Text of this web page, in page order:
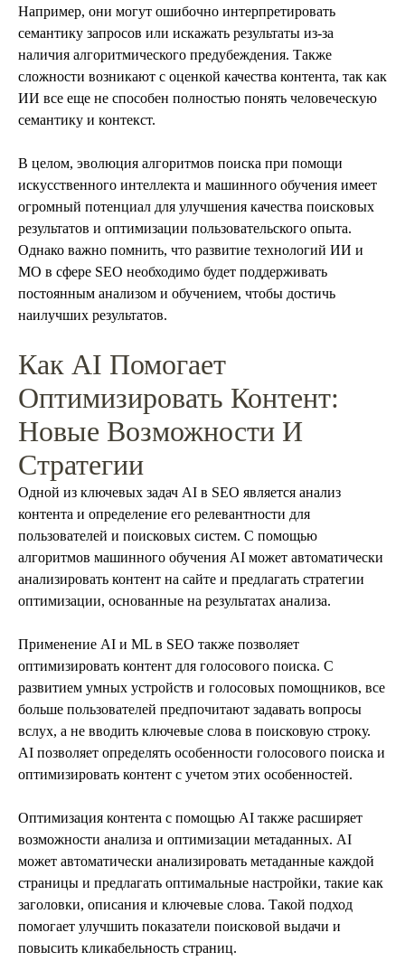
Например, они могут ошибочно интерпретировать
семантику запросов или искажать результаты из-за
наличия алгоритмического предубеждения. Также
сложности возникают с оценкой качества контента, так как
ИИ все еще не способен полностью понять человеческую
семантику и контекст.
В целом, эволюция алгоритмов поиска при помощи
искусственного интеллекта и машинного обучения имеет
огромный потенциал для улучшения качества поисковых
результатов и оптимизации пользовательского опыта.
Однако важно помнить, что развитие технологий ИИ и
МО в сфере SEO необходимо будет поддерживать
постоянным анализом и обучением, чтобы достичь
наилучших результатов.
Как AI Помогает
Оптимизировать Контент:
Новые Возможности И
Стратегии
Одной из ключевых задач AI в SEO является анализ
контента и определение его релевантности для
пользователей и поисковых систем. С помощью
алгоритмов машинного обучения AI может автоматически
анализировать контент на сайте и предлагать стратегии
оптимизации, основанные на результатах анализа.
Применение AI и ML в SEO также позволяет
оптимизировать контент для голосового поиска. С
развитием умных устройств и голосовых помощников, все
больше пользователей предпочитают задавать вопросы
вслух, а не вводить ключевые слова в поисковую строку.
AI позволяет определять особенности голосового поиска и
оптимизировать контент с учетом этих особенностей.
Оптимизация контента с помощью AI также расширяет
возможности анализа и оптимизации метаданных. AI
может автоматически анализировать метаданные каждой
страницы и предлагать оптимальные настройки, такие как
заголовки, описания и ключевые слова. Такой подход
помогает улучшить показатели поисковой выдачи и
повысить кликабельность страниц.